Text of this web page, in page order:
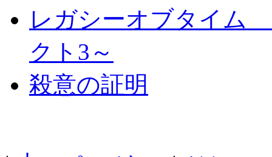
レガシーオブタイ
クト3～
殺意の証明